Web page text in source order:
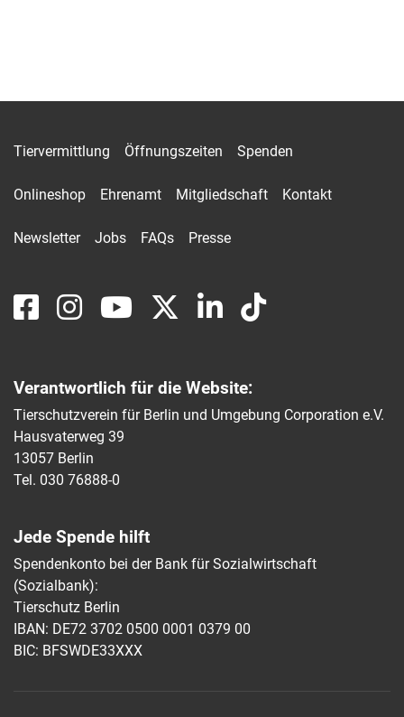
Tiervermittlung Öffnungszeiten Spenden
Onlineshop Ehrenamt Mitgliedschaft Kontakt
Newsletter Jobs FAQs Presse
Verantwortlich für die Website:
Tierschutzverein für Berlin und Umgebung Corporation e.V.
Hausvaterweg 39
13057 Berlin
Tel. 030 76888-0
Jede Spende hilft
Spendenkonto bei der Bank für Sozialwirtschaft
(Sozialbank):
Tierschutz Berlin
IBAN: DE72 3702 0500 0001 0379 00
BIC: BFSWDE33XXX